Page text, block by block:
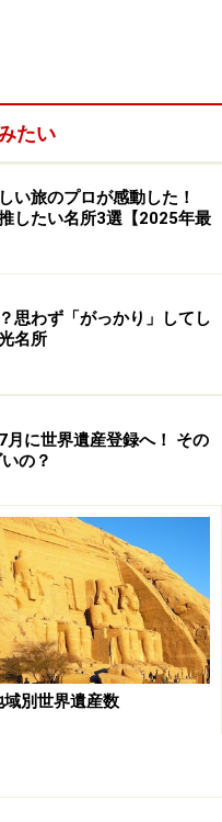
化遺産が759件、自然遺
は約73.3%だった。
カタール、フィジー、
条約締結国で世界遺産
少した。
件増やして49件で不動
抜いて2位（45件）へ浮
この10年で登録数を16
件から13位17件へ順位
から削除され、7件が
った危機遺産は44件に
！ 鎌倉は無念の
たい
い旅のプロが感動した！
したい名所3選【2025年最
思わず「がっかり」してし
名所
月に世界遺産登録へ！ その
の？
域別世界遺産数